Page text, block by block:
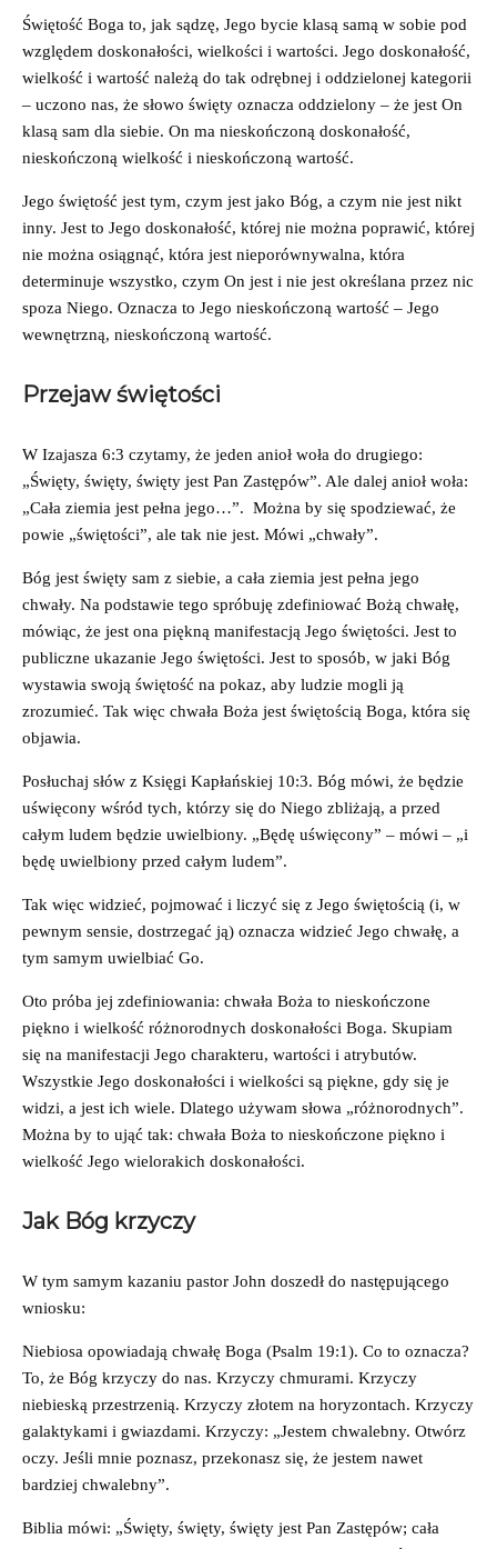
Świętość Boga to, jak sądzę, Jego bycie klasą samą w sobie pod
względem doskonałości, wielkości i wartości. Jego doskonałość,
wielkość i wartość należą do tak odrębnej i oddzielonej kategorii
– uczono nas, że słowo święty oznacza oddzielony – że jest On
klasą sam dla siebie. On ma nieskończoną doskonałość,
nieskończoną wielkość i nieskończoną wartość.
Jego świętość jest tym, czym jest jako Bóg, a czym nie jest nikt
inny. Jest to Jego doskonałość, której nie można poprawić, której
nie można osiągnąć, która jest nieporównywalna, która
determinuje wszystko, czym On jest i nie jest określana przez nic
spoza Niego. Oznacza to Jego nieskończoną wartość – Jego
wewnętrzną, nieskończoną wartość.
Przejaw świętości
W Izajasza 6:3 czytamy, że jeden anioł woła do drugiego:
„Święty, święty, święty jest Pan Zastępów”. Ale dalej anioł woła:
„Cała ziemia jest pełna jego…”. Można by się spodziewać, że
powie „świętości”, ale tak nie jest. Mówi „chwały”.
Bóg jest święty sam z siebie, a cała ziemia jest pełna jego
chwały. Na podstawie tego spróbuję zdefiniować Bożą chwałę,
mówiąc, że jest ona piękną manifestacją Jego świętości. Jest to
publiczne ukazanie Jego świętości. Jest to sposób, w jaki Bóg
wystawia swoją świętość na pokaz, aby ludzie mogli ją
zrozumieć. Tak więc chwała Boża jest świętością Boga, która się
objawia.
Posłuchaj słów z Księgi Kapłańskiej 10:3. Bóg mówi, że będzie
uświęcony wśród tych, którzy się do Niego zbliżają, a przed
całym ludem będzie uwielbiony. „Będę uświęcony” – mówi – „i
będę uwielbiony przed całym ludem”.
Tak więc widzieć, pojmować i liczyć się z Jego świętością (i, w
pewnym sensie, dostrzegać ją) oznacza widzieć Jego chwałę, a
tym samym uwielbiać Go.
Oto próba jej zdefiniowania: chwała Boża to nieskończone
piękno i wielkość różnorodnych doskonałości Boga. Skupiam
się na manifestacji Jego charakteru, wartości i atrybutów.
Wszystkie Jego doskonałości i wielkości są piękne, gdy się je
widzi, a jest ich wiele. Dlatego używam słowa „różnorodnych”.
Można by to ująć tak: chwała Boża to nieskończone piękno i
wielkość Jego wielorakich doskonałości.
Jak Bóg krzyczy
W tym samym kazaniu pastor John doszedł do następującego
wniosku:
Niebiosa opowiadają chwałę Boga (Psalm 19:1). Co to oznacza?
To, że Bóg krzyczy do nas. Krzyczy chmurami. Krzyczy
niebieską przestrzenią. Krzyczy złotem na horyzontach. Krzyczy
galaktykami i gwiazdami. Krzyczy: „Jestem chwalebny. Otwórz
oczy. Jeśli mnie poznasz, przekonasz się, że jestem nawet
bardziej chwalebny”.
Biblia mówi: „Święty, święty, święty jest Pan Zastępów; cała